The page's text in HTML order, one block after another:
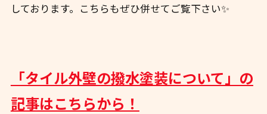
しております。こちらもぜひ併せてご覧下さい✨
「タイル外壁の撥水塗装について」の
記事はこちらから！